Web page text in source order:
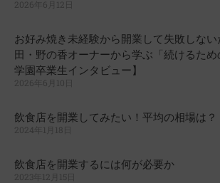
2026年6月12日
お好み焼き未経験から開業して失敗しな
田・野の香オーナーから学ぶ「続けるた
学園卒業生インタビュー】
2026年6月10日
飲食店を開業してみたい！平均の相場は？
2024年1月18日
飲食店を開業するには何が必要か
2023年12月15日